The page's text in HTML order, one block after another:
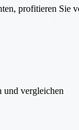
profitieren Sie
und vergleichen